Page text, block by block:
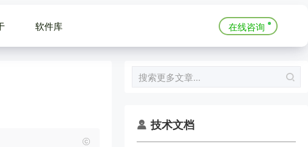
软件库 在线咨询
技术文档